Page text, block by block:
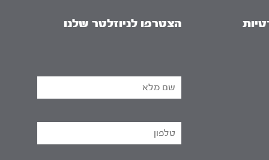
הצטרפו לניוזלטר שלנו